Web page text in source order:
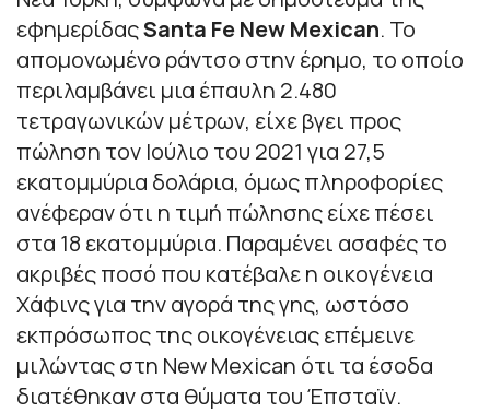
εφημερίδαςSanta Fe New Mexican. Το
απομονωμένο ράντσο στην έρημο, το οποίο
περιλαμβάνει μια έπαυλη 2.480
τετραγωνικών μέτρων, είχε βγει προς
πώληση τον Ιούλιο του 2021 για 27,5
εκατομμύρια δολάρια, όμως πληροφορίες
ανέφεραν ότι η τιμή πώλησης είχε πέσει
στα 18 εκατομμύρια. Παραμένει ασαφές το
ακριβές ποσό που κατέβαλε η οικογένεια
Χάφινς για την αγορά της γης, ωστόσο
εκπρόσωπος της οικογένειας επέμεινε
μιλώντας στη New Mexican ότι τα έσοδα
διατέθηκαν στα θύματα του Έπσταϊν.